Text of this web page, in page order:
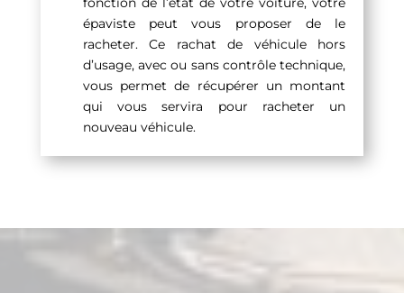
épaviste peut vous proposer de le
racheter. Ce rachat de véhicule hors
d’usage, avec ou sans contrôle technique,
vous permet de récupérer un montant
qui vous servira pour racheter un
nouveau véhicule.